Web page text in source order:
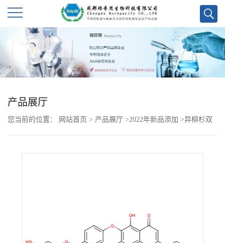
产品展厅
您当前的位置： 网站首页 > 产品展厅 >2022年新品添加 >异柳杉双